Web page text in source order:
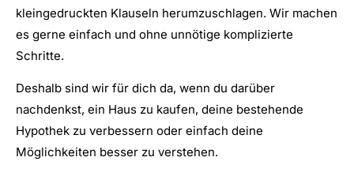
kleingedruckten Klauseln herumzuschlagen. Wir machen
es gerne einfach und ohne unnötige komplizierte
Schritte.
Deshalb sind wir für dich da, wenn du darüber
nachdenkst, ein Haus zu kaufen, deine bestehende
Hypothek zu verbessern oder einfach deine
Möglichkeiten besser zu verstehen.